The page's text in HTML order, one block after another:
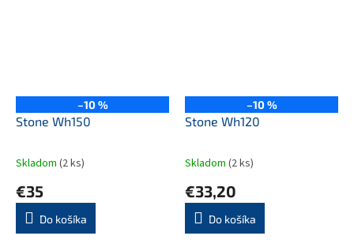
–10 %
Stone Wh150
Skladom (2 ks)
€35
Do košíka
–10 %
Stone Wh120
Skladom (2 ks)
€33,20
Do košíka